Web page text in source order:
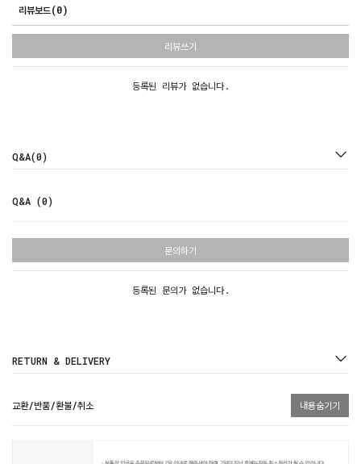
리뷰보드(0)
리뷰쓰기
등록된 리뷰가 없습니다.
Q&A(0)
Q&A (0)
문의하기
등록된 문의가 없습니다.
RETURN & DELIVERY
교환/반품/환불/취소 내용숨기기